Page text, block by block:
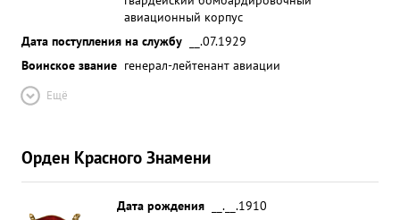
авиационный корпус
Дата поступления на службу
__.07.1929
Воинское звание генерал-лейтенант авиации
Ещё
Орден Красного Знамени
Дата рождения
__.__.1910